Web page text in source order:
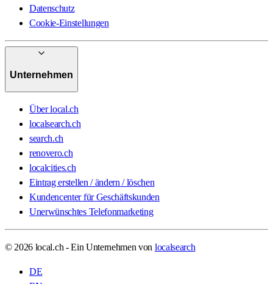
Datenschutz
Cookie-Einstellungen
Unternehmen
Über local.ch
localsearch.ch
search.ch
renovero.ch
localcities.ch
Eintrag erstellen / ändern / löschen
Kundencenter für Geschäftskunden
Unerwünschtes Telefonmarketing
© 2026 local.ch - Ein Unternehmen von localsearch
DE